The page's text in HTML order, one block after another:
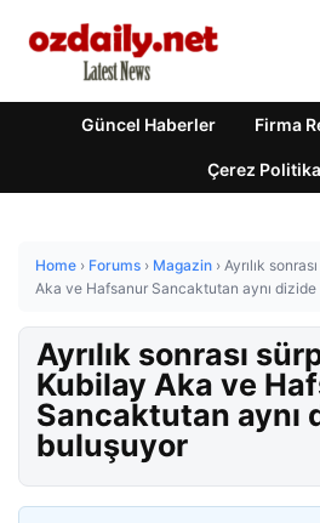
Güncel Haberler Firma
Çerez
Home › Forums › Magazin › Ayrılık
Aka ve Hafsanur Sancaktutan aynı
Ayrılık sonrası
Kubilay Aka ve
Sancaktutan aynı
buluşuyor